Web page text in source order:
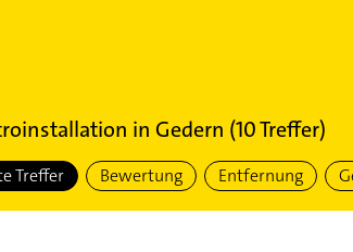
in Gedern (10Treffer)
Treffer Bewertung Entfernung